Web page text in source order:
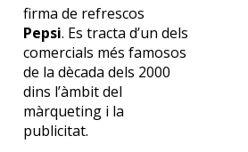
firma de refrescos
Pepsi. Es tracta d’un dels
comercials més famosos
de la dècada dels 2000
dins l’àmbit del
màrqueting i la
publicitat.